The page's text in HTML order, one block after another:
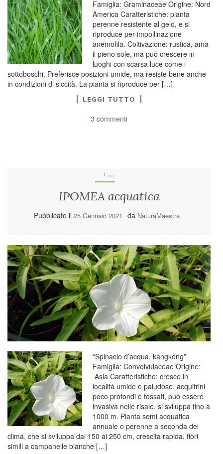
Famiglia: Graminaceae Origine: Nord
America Caratteristiche: pianta
perenne resistente al gelo, e si
riproduce per impollinazione
anemofila. Coltivazione: rustica, ama
il pieno sole, ma può crescere in
luoghi con scarsa luce come i
sottoboschi. Preferisce posizioni umide, ma resiste bene anche
in condizioni di siccità. La pianta si riproduce per […]
LEGGI TUTTO
3 commenti
I ...
IPOMEA acquatica
Pubblicato il 25 Gennaio 2021 da NaturaMaestra
“Spinacio d’acqua, kangkong”
Famiglia: Convolvulaceae Origine:
Asia Caratteristiche: cresce in
località umide e paludose, acquitrini
poco profondi e fossati, può essere
invasiva nelle risaie, si sviluppa fino a
1000 m. Pianta semi acquatica
annuale o perenne a seconda del
clima, che si sviluppa dai 150 ai 250 cm, crescita rapida, fiori
simili a campanelle bianche […]